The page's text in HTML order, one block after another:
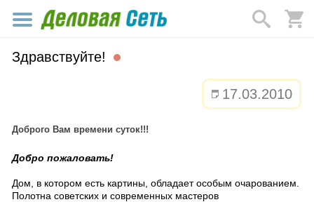
Здравствуйте!
17.03.2010
Доброго Вам времени суток!!!
Добро пожаловать!
Дом, в котором есть картины, обладает особым очарованием.
Полотна советских и современных мастеров